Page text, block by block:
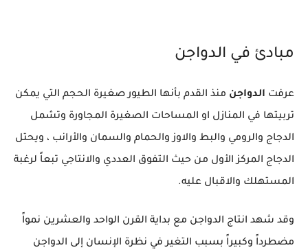
مبادئ في الدواجن
عرفت الدواجن منذ القدم بأنها الطيور صغيرة الحجم التي يمكن
تربيتها في المنازل او المساحات الصغيرة المجاورة وتشمل
الدجاج والرومي والبط والاوز والحمام والسمان والأرانب ، ويحتل
الدجاج المركز الأول من حيث التفوق العددي والانتاجي تبعاً لرغبة
المستهلك والاقبال عليه.
وقد شهد انتاج الدواجن مع بداية القرن الواحد والعشرين نمواً
مضطرداً وكبيراً بسبب التغير في نظرة الإنسان إلى الدواجن